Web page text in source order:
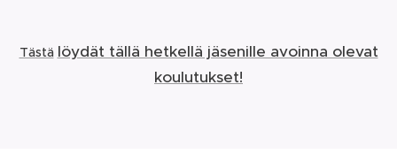
Tästä löydät tällä hetkellä jäsenille avoinna olevat
koulutukset!